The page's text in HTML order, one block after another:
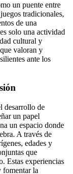
un puente entre
tradicionales,
de una
solo una actividad
cultural y
valoran y
ante los
desarrollo de
un papel
un espacio donde
A través de
edades y
que
Estas experiencias
fomentar la